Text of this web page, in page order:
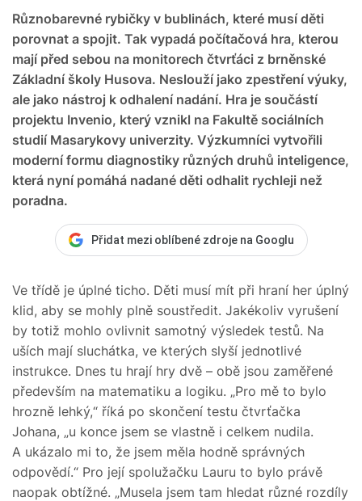
Různobarevné rybičky v bublinách, které musí děti
porovnat a spojit. Tak vypadá počítačová hra, kterou
mají před sebou na monitorech čtvrťáci z brněnské
Základní školy Husova. Neslouží jako zpestření výuky,
ale jako nástroj k odhalení nadání. Hra je součástí
projektu Invenio, který vznikl na Fakultě sociálních
studií Masarykovy univerzity. Výzkumníci vytvořili
moderní formu diagnostiky různých druhů inteligence,
která nyní pomáhá nadané děti odhalit rychleji než
poradna.
Přidat mezi oblíbené zdroje na Googlu
Ve třídě je úplné ticho. Děti musí mít při hraní her úplný
klid, aby se mohly plně soustředit. Jakékoliv vyrušení
by totiž mohlo ovlivnit samotný výsledek testů. Na
uších mají sluchátka, ve kterých slyší jednotlivé
instrukce. Dnes tu hrají hry dvě – obě jsou zaměřené
především na matematiku a logiku. „Pro mě to bylo
hrozně lehký,“ říká po skončení testu čtvrťačka
Johana, „u konce jsem se vlastně i celkem nudila.
A ukázalo mi to, že jsem měla hodně správných
odpovědí.“ Pro její spolužačku Lauru to bylo právě
naopak obtížné. „Musela jsem tam hledat různé rozdíly